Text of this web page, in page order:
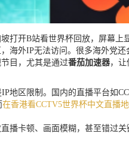
开B站看世界杯回放，屏幕
海外IP无法访问。很多海外党
目，尤其是通过番茄加速器，让
区限制。国内的直播平台如
在香港看CCTV5世界杯中文直播
播卡顿、画面模糊，甚至错过